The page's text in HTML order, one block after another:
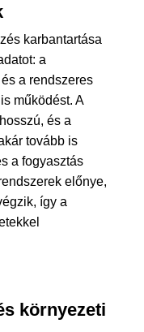
karbantartása
a
a rendszeres
működést. A
és a
tovább is
a fogyasztás
előnye,
így a
környezeti